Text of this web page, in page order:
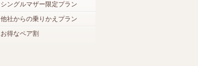
シングルマザー限定プラン
他社からの乗りかえプラン
お得なペア割